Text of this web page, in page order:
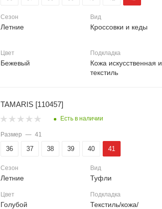
Сезон
Летние
Вид
Кроссовки и кеды
Цвет
Бежевый
Подкладка
Кожа искусственная и
текстиль
TAMARIS [110457]
Есть в наличии
Размер — 41
36 37 38 39 40 41
Сезон
Летние
Вид
Туфли
Цвет
Голубой
Подкладка
Текстиль/кожа/